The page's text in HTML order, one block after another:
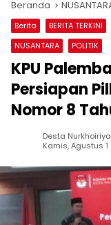
Beranda
Berita BERITA TERKINI
NUSANTARA
POLITIK
KPU
Persiapan
Nomor 8
Desta
Kamis, Agustus 1